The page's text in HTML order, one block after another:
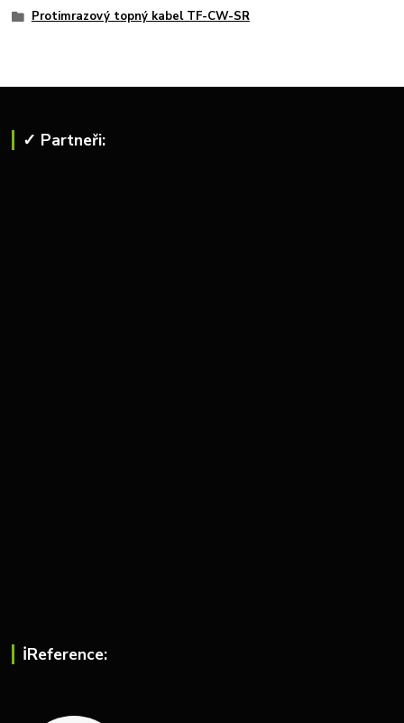
Protimrazový topný kabel TF-CW-SR
✓ Partneři:
ℹ︎Reference: